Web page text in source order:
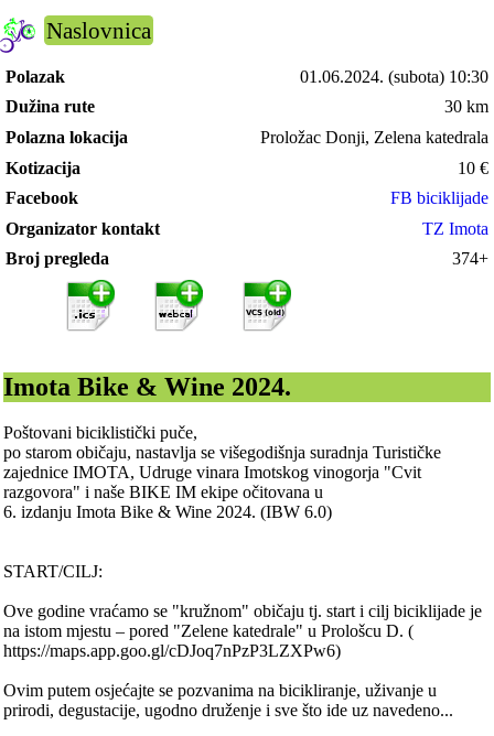
Naslovnica
Polazak 01.06.2024. (subota) 10:30
Dužina rute
30 km
Polazna lokacija
Proložac Donji, Zelena katedrala
Kotizacija
10 €
Facebook
FB biciklijade
Organizator kontakt
TZ Imota
Broj pregleda
374+
Imota Bike & Wine 2024.
Poštovani biciklistički puče,
po starom običaju, nastavlja se višegodišnja suradnja Turističke
zajednice IMOTA, Udruge vinara Imotskog vinogorja "Cvit
razgovora" i naše BIKE IM ekipe očitovana u
6. izdanju Imota Bike & Wine 2024. (IBW 6.0)
START/CILJ:
Ove godine vraćamo se "kružnom" običaju tj. start i cilj biciklijade je
na istom mjestu – pored "Zelene katedrale" u Prološcu D. (
https://maps.app.goo.gl/cDJoq7nPzP3LZXPw6)
Ovim putem osjećajte se pozvanima na bicikliranje, uživanje u
prirodi, degustacije, ugodno druženje i sve što ide uz navedeno...